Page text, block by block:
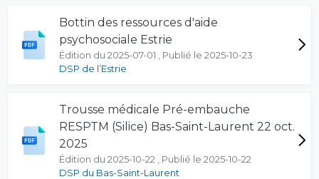
Bottin des ressources d'aide
psychosociale Estrie
Édition du 2025-07-01 , Publié le 2025-10-23
DSP de l’Estrie
Trousse médicale Pré-embauche
RESPTM (Silice) Bas-Saint-Laurent 22 oct.
2025
Édition du 2025-10-22 , Publié le 2025-10-22
DSP du Bas-Saint-Laurent